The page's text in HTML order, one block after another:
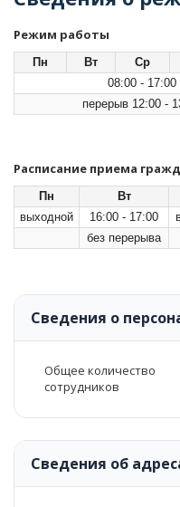
Режим работы
Пн Вт Ср
08:00 - 17:00
перерыв 12:00 -
Расписание приема
Пн Вт
выходной
16:00 - 17:00
без перерыва
Сведения о
Общее количество
сотрудников
Сведения об